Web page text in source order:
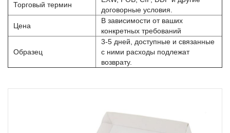
Торговый термин
договорные условия.
Цена
В зависимости от ваших
конкретных требований
Образец
3-5 дней, доступные и связанные
с ними расходы подлежат
возврату.